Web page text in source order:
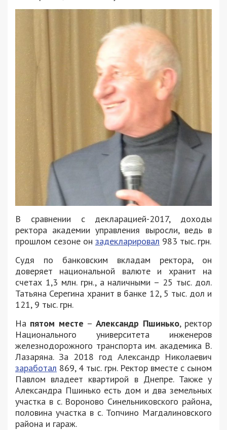
В сравнении с декларацией-2017, доходы
ректора академии управления выросли, ведь в
прошлом сезоне он задекларировал 983 тыс. грн.
Судя по банковским вкладам ректора, он
доверяет национальной валюте и хранит на
счетах 1,3 млн. грн., а наличными – 25 тыс. дол.
Татьяна Серегина хранит в банке 12, 5 тыс. дол и
121, 9 тыс. грн.
На пятом месте –Александр Пшинько, ректор
Национального университета инженеров
железнодорожного транспорта им. академика В.
Лазаряна. За 2018 год Александр Николаевич
заработал 869, 4 тыс. грн. Ректор вместе с сыном
Павлом владеет квартирой в Днепре. Также у
Александра Пшинько есть дом и два земельных
участка в с. Вороново Синельниковского района,
половина участка в с. Топчино Магдалиновского
района и гараж.